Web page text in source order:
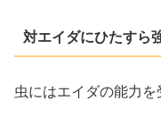
対エイダにひたすら
虫にはエイダの能力